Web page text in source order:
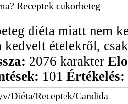
Receptek cukorbeteg
diéta miatt nem
kedvelt ételekről,
2076 karakter
101 Értékelés:
Diéta/Receptek/Candida